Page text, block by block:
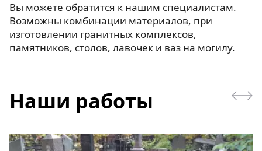
Вы можете обратится к нашим специалистам.
Возможны комбинации материалов, при
изготовлении гранитных комплексов,
памятников, столов, лавочек и ваз на могилу.
Наши работы